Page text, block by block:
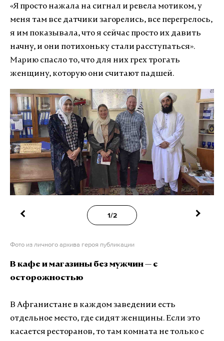
«Я просто нажала на сигнал и ревела мотиком, у
меня там все датчики загорелись, все перегрелось,
я им показывала, что я сейчас просто их давить
начну, и они потихоньку стали расступаться».
Марию спасло то, что для них грех трогать
женщину, которую они считают падшей.
1/2
Фото из личного архива героя публикации
В кафе и магазины без мужчин — с
осторожностью
В Афганистане в каждом заведении есть
отдельное место, где сидят женщины. Если это
касается ресторанов, то там комната не только с